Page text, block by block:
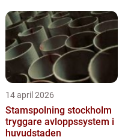
14 april 2026
Stamspolning stockholm
tryggare avloppssystem i
huvudstaden